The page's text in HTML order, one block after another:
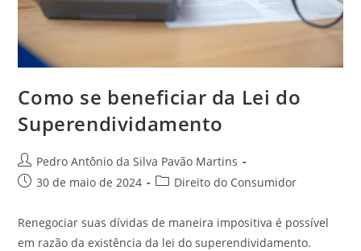
Como se beneficiar da Lei do
Superendividamento
Autor
do
Pedro Antônio da Silva Pavão Martins
Post30 de maio de 2024
Categoria
post:
Direito do Consumidor
Renegociar suas dívidas de maneira impositiva é possível
em razão da existência da lei do superendividamento.